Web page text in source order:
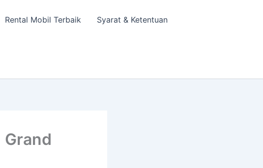
Rental Mobil Terbaik Syarat & Ketentuan